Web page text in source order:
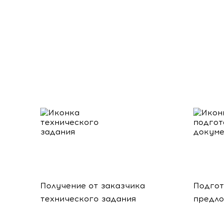
Получение от заказчика
технического задания